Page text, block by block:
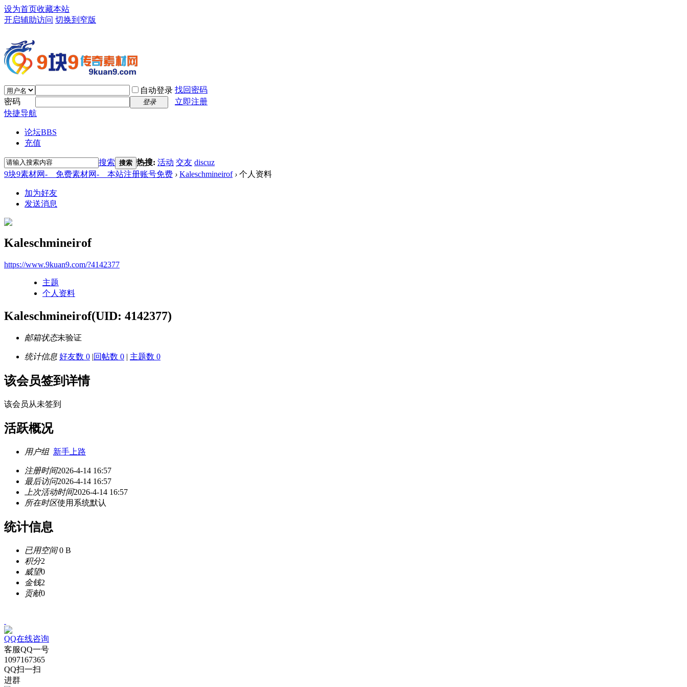
设为首页收藏本站
开启辅助访问 切换到窄版
自动登录 找回密码
密码
登录
立即注册
快捷导航
论坛BBS
充值
搜索 搜索 热搜: 活动 交友 discuz
9块9素材网-＿免费素材网-＿本站注册账号免费 › Kaleschmineirof › 个人资料
加为好友
发送消息
Kaleschmineirof
https://www.9kuan9.com/?4142377
主题
个人资料
Kaleschmineirof(UID: 4142377)
邮箱状态未验证
统计信息 好友数 0 |回帖数 0 | 主题数 0
该会员签到详情
该会员从未签到
活跃概况
用户组 新手上路
注册时间2026-4-14 16:57
最后访问2026-4-14 16:57
上次活动时间2026-4-14 16:57
所在时区使用系统默认
统计信息
已用空间0 B
积分2
威望0
金钱2
贡献0
QQ在线咨询
客服QQ一号
1097167365
QQ扫一扫
进群